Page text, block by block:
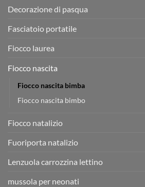
Decorazione di pasqua
Fasciatoio portatile
Fiocco laurea
Fiocco nascita
Fiocco nascita bimba
Fiocco nascita bimbo
Fiocco natalizio
Fuoriporta natalizio
Lenzuola carrozzina lettino
mussola per neonati